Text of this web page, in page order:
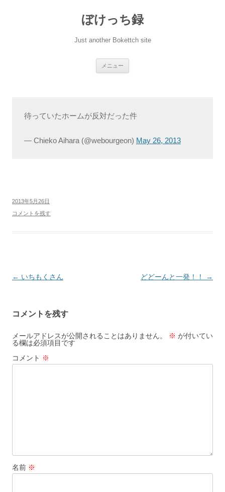
ぼけっち録
Just another Bokettch site
メニュー
キ
ッ
待っていたホームが反対だった件
— Chieko Aihara (@webourgeon) May 26, 2013
2013年5月26日
コメントを残す
投
ビ
ゲ
ー
シ
← いちもくさん どどーんと一発！！ →
コメントを残す
メールアドレスが公開されることはありません。 ※ が付いてい
る欄は必須項目です
コメント ※
名前 ※